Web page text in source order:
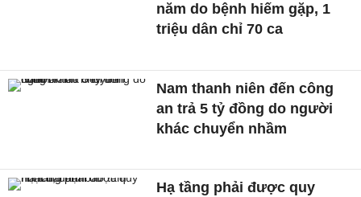
năm do bệnh hiếm gặp, 1
triệu dân chỉ 70 ca
Nam thanh niên đến công
an trả 5 tỷ đồng do người
khác chuyển nhầm
Hạ tầng phải được quy